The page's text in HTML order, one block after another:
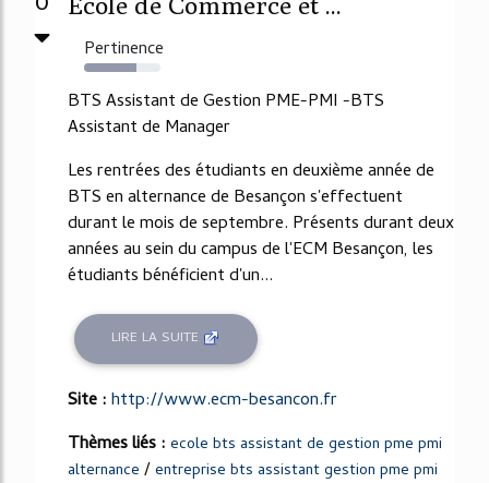
Pertinence
68%
BTS Assistant de Gestion PME-PMI -BTS
Assistant de Manager
Les rentrées des étudiants en deuxième année de
BTS en alternance de Besançon s'effectuent
durant le mois de septembre. Présents durant deux
années au sein du campus de l'ECM Besançon, les
étudiants bénéficient d'un...
LIRE LA SUITE
Site :http://www.ecm-besancon.fr
Thèmes liés : ecole bts assistant de gestion pme pmi
alternance /entreprise bts assistant gestion pme pmi